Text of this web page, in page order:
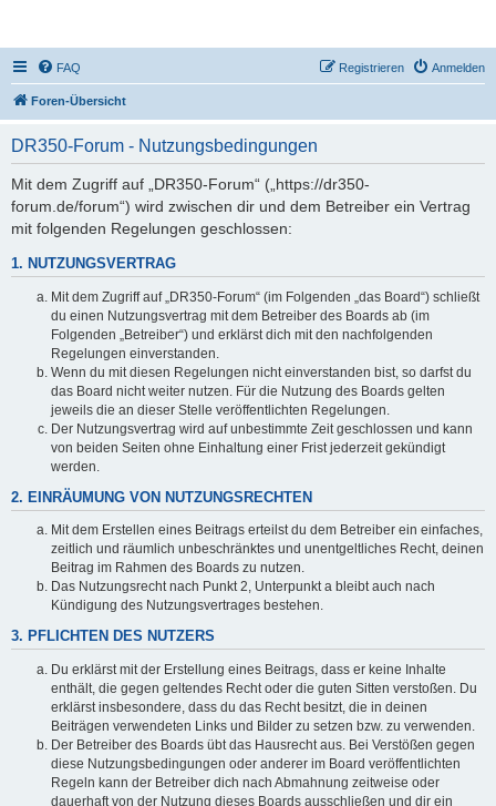
FAQ Anmelden
Registrieren
Foren-Übersicht
DR350-Forum - Nutzungsbedingungen
Mit dem Zugriff auf „DR350-Forum“ („https://dr350-
forum.de/forum“) wird zwischen dir und dem Betreiber ein Vertrag
mit folgenden Regelungen geschlossen:
1. NUTZUNGSVERTRAG
Mit dem Zugriff auf „DR350-Forum“ (im Folgenden „das Board“) schließt
du einen Nutzungsvertrag mit dem Betreiber des Boards ab (im
Folgenden „Betreiber“) und erklärst dich mit den nachfolgenden
Regelungen einverstanden.
Wenn du mit diesen Regelungen nicht einverstanden bist, so darfst du
das Board nicht weiter nutzen. Für die Nutzung des Boards gelten
jeweils die an dieser Stelle veröffentlichten Regelungen.
Der Nutzungsvertrag wird auf unbestimmte Zeit geschlossen und kann
von beiden Seiten ohne Einhaltung einer Frist jederzeit gekündigt
werden.
2. EINRÄUMUNG VON NUTZUNGSRECHTEN
Mit dem Erstellen eines Beitrags erteilst du dem Betreiber ein einfaches,
zeitlich und räumlich unbeschränktes und unentgeltliches Recht, deinen
Beitrag im Rahmen des Boards zu nutzen.
Das Nutzungsrecht nach Punkt 2, Unterpunkt a bleibt auch nach
Kündigung des Nutzungsvertrages bestehen.
3. PFLICHTEN DES NUTZERS
Du erklärst mit der Erstellung eines Beitrags, dass er keine Inhalte
enthält, die gegen geltendes Recht oder die guten Sitten verstoßen. Du
erklärst insbesondere, dass du das Recht besitzt, die in deinen
Beiträgen verwendeten Links und Bilder zu setzen bzw. zu verwenden.
Der Betreiber des Boards übt das Hausrecht aus. Bei Verstößen gegen
diese Nutzungsbedingungen oder anderer im Board veröffentlichten
Regeln kann der Betreiber dich nach Abmahnung zeitweise oder
dauerhaft von der Nutzung dieses Boards ausschließen und dir ein